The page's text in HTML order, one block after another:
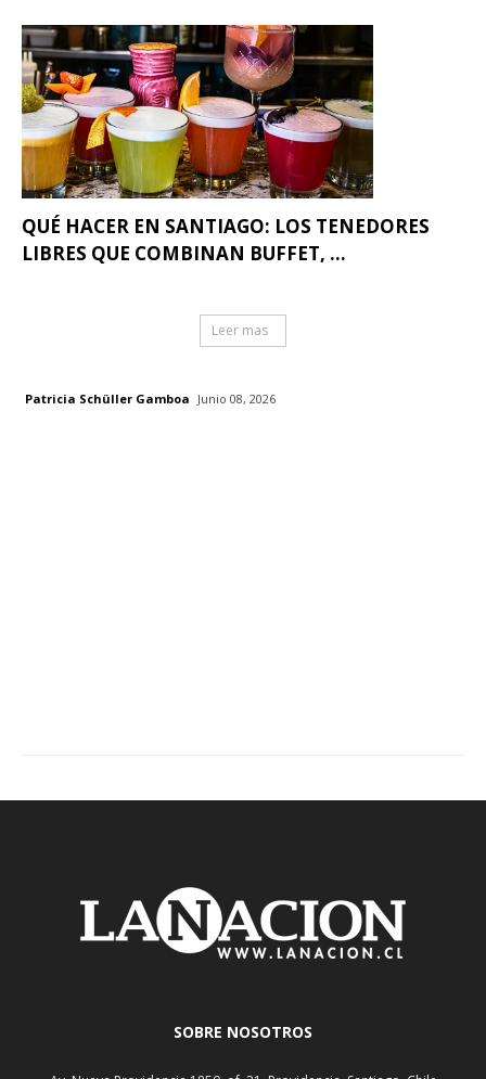
QUÉ HACER EN SANTIAGO: LOS TENEDORES
LIBRES QUE COMBINAN BUFFET, ...
Leer mas
Patricia Schüller Gamboa Junio 08, 2026
SOBRE NOSOTROS